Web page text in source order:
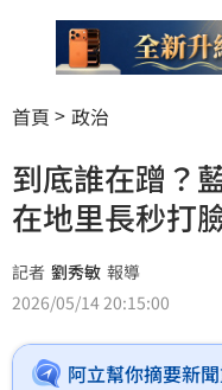
首頁 政治
到底誰在蹭？
在地里長秒打
記者 劉秀敏 報導
2026/05/14 20:15:00
阿立幫你摘要新